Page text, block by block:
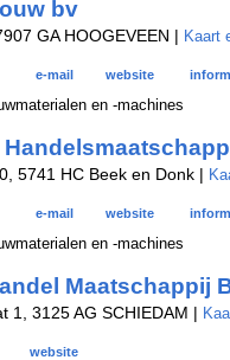
bv
GA HOOGEVEEN | Kaart
e-mail website
en -machines
5741 HC Beek en Donk |
e-mail website
en -machines
Maatschappij
1, 3125 AG SCHIEDAM |
website